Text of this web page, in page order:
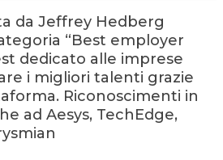
da Jeffrey Hedberg
“Best employer
dedicato alle imprese
i migliori talenti grazie
Riconoscimenti in
ad Aesys, TechEdge,